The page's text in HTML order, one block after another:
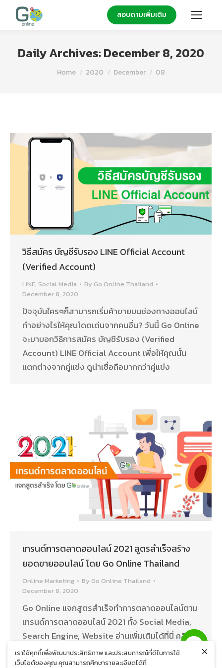
สอบถามเพิ่มเติม
Daily Archives: December 8, 2020
Home 2020 December 08
วิธีสมัคร บัญชีรับรอง LINE Official Account
(Verified Account)
LINE, Social Media By Go Online Thailand
December 8, 2020
ปัจจุบันใครๆก็สามารถเริ่มค้าขายบนช่องทางออนไลน์
ทำอย่างไรให้คุณโดดเด่นจากคนอื่น? วันนี้ Go Online
จะมาบอกวิธีการสมัคร บัญชีรับรอง (Verified
Account) LINE Official Account เพื่อให้คุณนั้น
แตกต่างจากคู่แข่ง ดูน่าเชื่อถือมากกว่าคู่แข่ง
เทรนด์การตลาดออนไลน์ 2021 สูตรสำเร็จสร้าง
ยอดขายออนไลน์ โดย Go Online Thailand
Online Marketing By Go Online Thailand
December 8, 2020
Go Online แจกสูตรสำเร็จทำการตลาดออนไลน์ตาม
เทรนด์การตลาดออนไลน์ 2021 ทั้ง Social Media,
Search Engine, Website อ่านเพิ่มเติมได้ที่นี่ คลิก
เลย
เราใช้คุกกี้เพื่อพัฒนาประสิทธิภาพ และประสบการณ์ที่ดีในการใช้
เว็บไซต์ของคุณ คุณสามารถศึกษารายละเอียดได้ที่